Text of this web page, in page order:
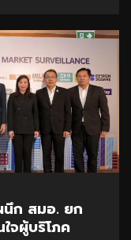
ก สมอ. ยก
จผู้บริโภค